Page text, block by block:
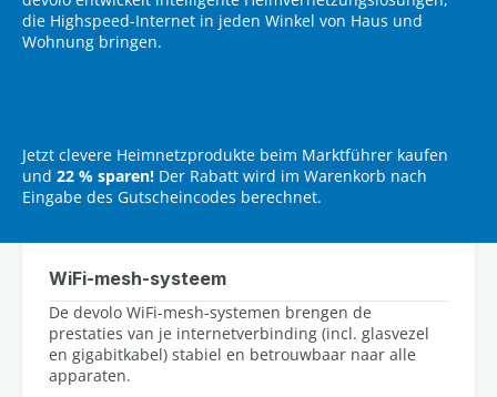
die Highspeed-Internet in jeden Winkel von Haus und
Wohnung bringen.
Jetzt clevere Heimnetzprodukte beim Marktführer kaufen
und 22 % sparen! Der Rabatt wird im Warenkorb nach
Eingabe des Gutscheincodes berechnet.
WiFi-mesh-systeem
De devolo WiFi-mesh-systemen brengen de
prestaties van je internetverbinding (incl. glasvezel
en gigabitkabel) stabiel en betrouwbaar naar alle
apparaten.